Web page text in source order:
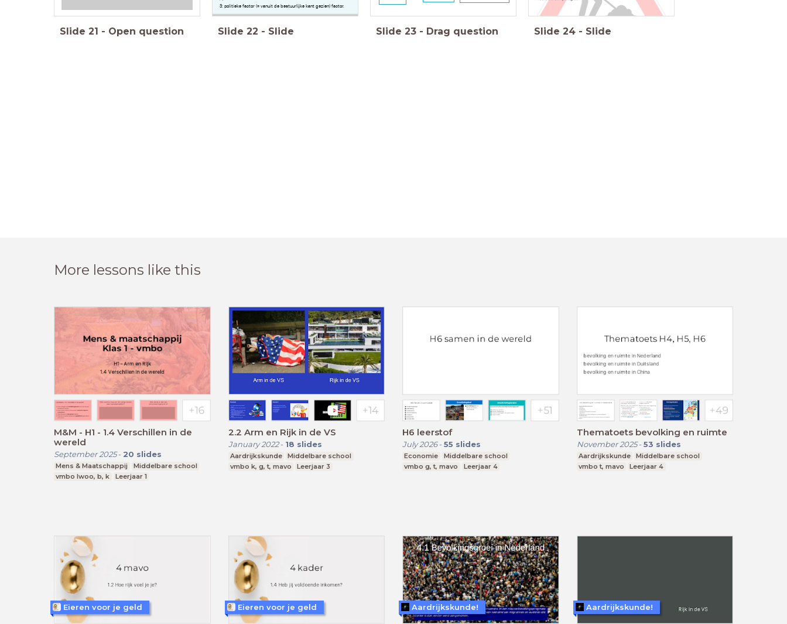
Slide 21 - Open question
3: politieke factor (= vanuit de bestuurlijke kant gezien) factor.
Slide 22 - Slide Slide 23 - Drag question Slide 24 - Slide
More lessons like this
M&M - H1 - 1.4 Verschillen in de
wereld
September 2025- 20 slides
Mens & Maatschappij
Middelbare school
vmbo lwoo, b, k
Leerjaar 1
2.2 Arm en Rijk in de VS
January 2022- 18 slides
Aardrijkskunde
Middelbare school
vmbo k, g, t, mavo
Leerjaar 3
H6 leerstof
July 2026- 55 slides
Economie
Middelbare school
vmbo g, t, mavo
Leerjaar 4
Thematoets bevolking en ruimte
November 2025- 53 slides
Aardrijkskunde
Middelbare school
vmbo t, mavo
Leerjaar 4
Eieren voor je geld Eieren voor je geld Aardrijkskunde! Aardrijkskunde!